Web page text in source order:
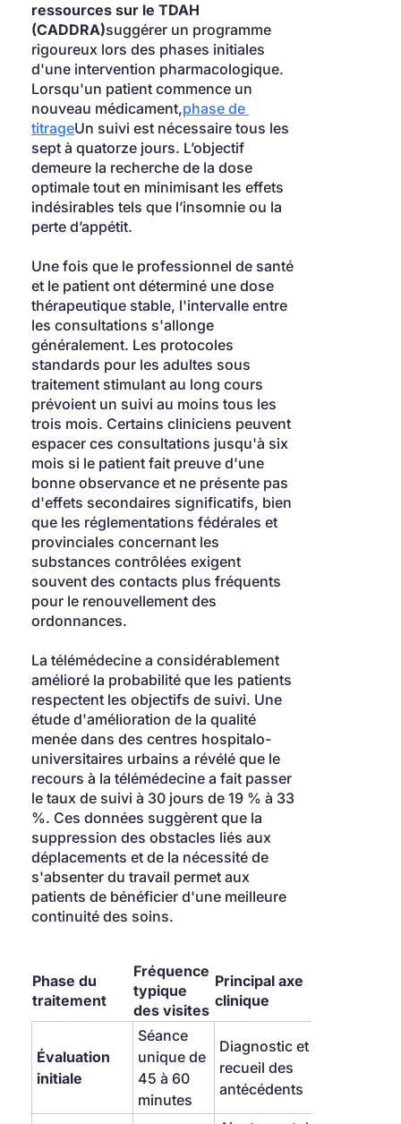
ressources sur le TDAH
(CADDRA)suggérer un programme
rigoureux lors des phases initiales
d'une intervention pharmacologique.
Lorsqu'un patient commence un
nouveau médicament,phase de
titrageUn suivi est nécessaire tous les
sept à quatorze jours. L’objectif
demeure la recherche de la dose
optimale tout en minimisant les effets
indésirables tels que l’insomnie ou la
perte d’appétit.
Une fois que le professionnel de santé
et le patient ont déterminé une dose
thérapeutique stable, l'intervalle entre
les consultations s'allonge
généralement. Les protocoles
standards pour les adultes sous
traitement stimulant au long cours
prévoient un suivi au moins tous les
trois mois. Certains cliniciens peuvent
espacer ces consultations jusqu'à six
mois si le patient fait preuve d'une
bonne observance et ne présente pas
d'effets secondaires significatifs, bien
que les réglementations fédérales et
provinciales concernant les
substances contrôlées exigent
souvent des contacts plus fréquents
pour le renouvellement des
ordonnances.
La télémédecine a considérablement
amélioré la probabilité que les patients
respectent les objectifs de suivi. Une
étude d'amélioration de la qualité
menée dans des centres hospitalo-
universitaires urbains a révélé que le
recours à la télémédecine a fait passer
le taux de suivi à 30 jours de 19 % à 33
%. Ces données suggèrent que la
suppression des obstacles liés aux
déplacements et de la nécessité de
s'absenter du travail permet aux
patients de bénéficier d'une meilleure
continuité des soins.
Phase du
traitement
Fréquence
typique
des visites
Principal axe
clinique
Évaluation
initiale
Séance
unique de
45 à 60
minutes
Diagnostic et
recueil des
antécédents